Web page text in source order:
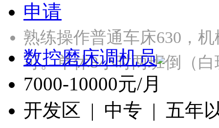
申请
熟练操作普通车床630，
可。单休8小时两班倒（
数控磨床调机员
7000-10000元/月
开发区 | 中专 | 五年